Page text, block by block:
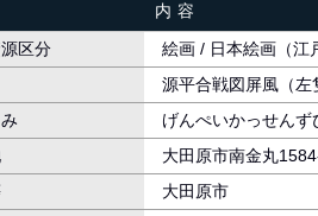
内容
区分
絵画 / 日本絵画（江
源平合戦図屏風（左
げんぺいかっせんず
大田原市南金丸
大田原市